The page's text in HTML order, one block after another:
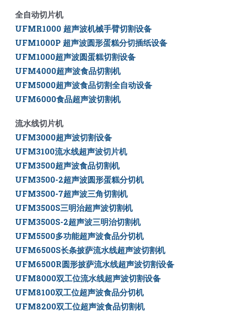
全自动切片机
UFMR1000 超声波机械手臂切割设备
UFM1000P 超声波圆形蛋糕分切插纸设备
UFM1000超声波圆蛋糕切割设备
UFM4000超声波食品切割机
UFM5000超声波食品切割全自动设备
UFM6000食品超声波切割机
流水线切片机
UFM3000超声波切割设备
UFM3100流水线超声波切片机
UFM3500超声波食品切割机
UFM3500-2超声波圆形蛋糕分切机
UFM3500-7超声波三角切割机
UFM3500S三明治超声波切割机
UFM3500S-2超声波三明治切割机
UFM5500多功能超声波食品分切机
UFM6500S长条披萨流水线超声波切割机
UFM6500R圆形披萨流水线超声波切割设备
UFM8000双工位流水线超声波切割设备
UFM8100双工位超声波食品分切机
UFM8200双工位超声波食品切割机